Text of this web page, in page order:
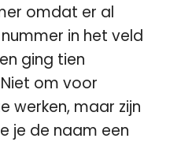
omdat er al
in het veld
ging tien
om voor
werken, maar zijn
je de naam een